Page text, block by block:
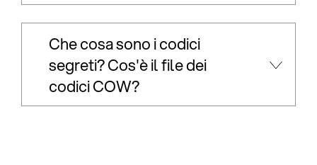
Che cosa sono i codici
segreti? Cos'è il file dei
codici COW?